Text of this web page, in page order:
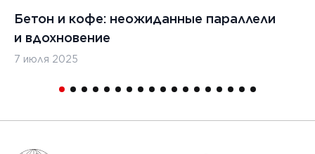
Бетон и кофе: неожиданные параллели
и вдохновение
7 июля 2025